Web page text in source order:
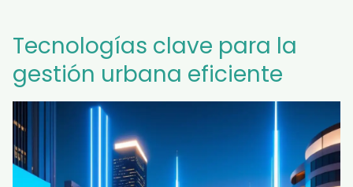
Tecnologías clave para la
gestión urbana eficiente